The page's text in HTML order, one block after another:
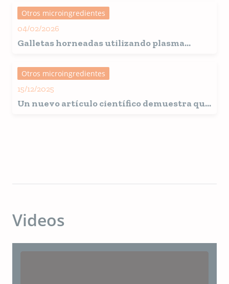
mascotas?
Otros microingredientes
04/02/2026
Galletas horneadas utilizando plasma
Otros microingredientes
15/12/2025
Un nuevo artículo científico demuestra que
Videos